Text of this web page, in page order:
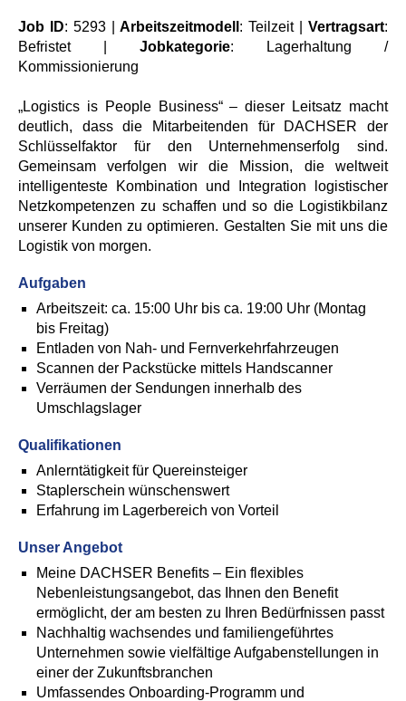
Job ID: 5293 |Arbeitszeitmodell : Teilzeit |Vertragsart:
Befristet | Jobkategorie: Lagerhaltung /
Kommissionierung
„Logistics is People Business“ – dieser Leitsatz macht
deutlich, dass die Mitarbeitenden für DACHSER der
Schlüsselfaktor für den Unternehmenserfolg sind.
Gemeinsam verfolgen wir die Mission, die weltweit
intelligenteste Kombination und Integration logistischer
Netzkompetenzen zu schaffen und so die Logistikbilanz
unserer Kunden zu optimieren. Gestalten Sie mit uns die
Logistik von morgen.
Aufgaben
Arbeitszeit: ca. 15:00 Uhr bis ca. 19:00 Uhr (Montag
bis Freitag)
Entladen von Nah- und Fernverkehrfahrzeugen
Scannen der Packstücke mittels Handscanner
Verräumen der Sendungen innerhalb des
Umschlagslager
Qualifikationen
Anlerntätigkeit für Quereinsteiger
Staplerschein wünschenswert
Erfahrung im Lagerbereich von Vorteil
Unser Angebot
Meine DACHSER Benefits – Ein flexibles
Nebenleistungsangebot, das Ihnen den Benefit
ermöglicht, der am besten zu Ihren Bedürfnissen passt
Nachhaltig wachsendes und familiengeführtes
Unternehmen sowie vielfältige Aufgabenstellungen in
einer der Zukunftsbranchen
Umfassendes Onboarding-Programm und